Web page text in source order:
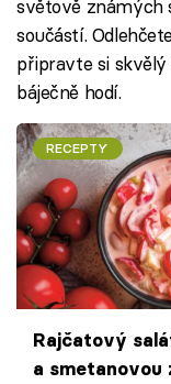
světově známých
součástí.
připravte si
báječně hodí.
RECEPTY
Rajčatový
a smetanovou